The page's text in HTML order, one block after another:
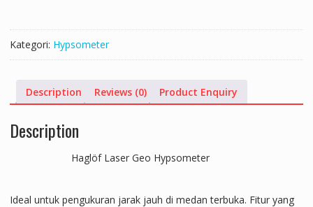
Kategori: Hypsometer
Description Reviews (0) Product Enquiry
Description
Haglöf Laser Geo Hypsometer
Ideal untuk pengukuran jarak jauh di medan terbuka. Fitur yang